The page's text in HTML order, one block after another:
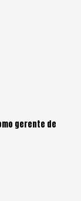
gerente de